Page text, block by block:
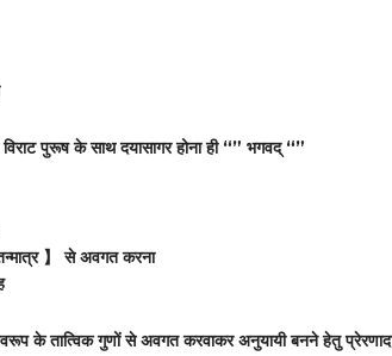
विराट पुरूष के साथ दयासागर होना ही “” भगवद् “”
】 से अवगत करना
के तात्विक गुणों से अवगत करवाकर अनुयायी बनने हेतु